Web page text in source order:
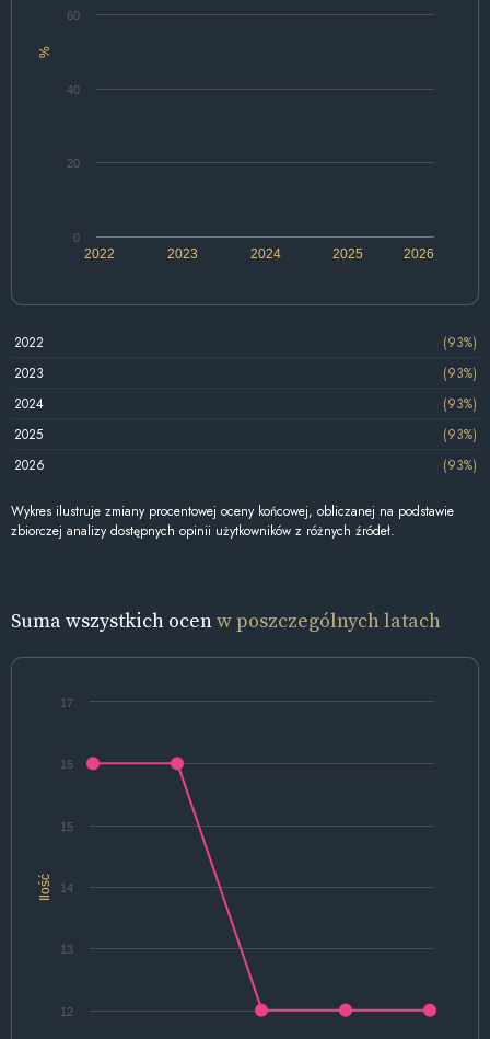
%
2022 2024 2026
2023 2025
0
20
40
60
2022
(93%)
2023
(93%)
2024
(93%)
2025
(93%)
2026
(93%)
Wykres ilustruje zmiany procentowej oceny końcowej, obliczanej na podstawie
zbiorczej analizy dostępnych opinii użytkowników z różnych źródeł.
Suma wszystkich ocenw poszczególnych latach
Ilość
12
13
14
15
16
17